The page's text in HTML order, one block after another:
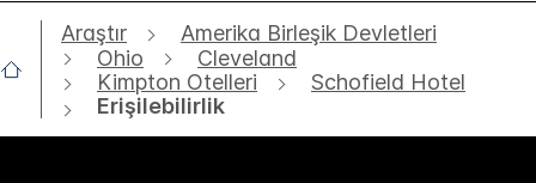
Araştır
Amerika Birleşik Devletleri
Ohio
Cleveland
Kimpton Otelleri
Schofield Hotel
Erişilebilirlik